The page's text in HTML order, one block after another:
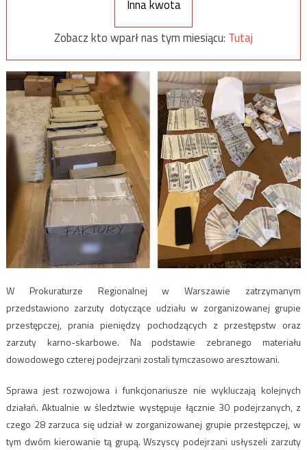
Inna kwota
Zobacz kto wparł nas tym miesiącu: Tutaj
W Prokuraturze Regionalnej w Warszawie zatrzymanym
przedstawiono zarzuty dotyczące udziału w zorganizowanej grupie
przestępczej, prania pieniędzy pochodzących z przestępstw oraz
zarzuty karno-skarbowe. Na podstawie zebranego materiału
dowodowego czterej podejrzani zostali tymczasowo aresztowani.
Sprawa jest rozwojowa i funkcjonariusze nie wykluczają kolejnych
działań. Aktualnie w śledztwie występuje łącznie 30 podejrzanych, z
czego 28 zarzuca się udział w zorganizowanej grupie przestępczej, w
tym dwóm kierowanie tą grupą. Wszyscy podejrzani usłyszeli zarzuty